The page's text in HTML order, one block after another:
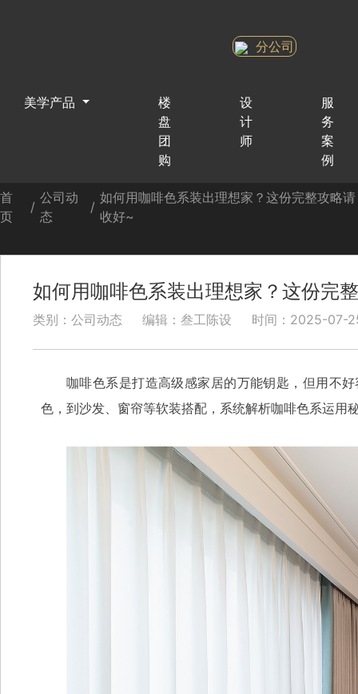
分公司
美学产品
楼
盘
团
购
设
计
师
服
务
案
例
首
页
/
公司动
态
/
如何用咖啡色系装出理想家？这份完整攻略请
收好~
如何用咖啡色系装出理想家？这份完
类别：公司动态 编辑：叁工陈设 时间：2025-07-
咖啡色系是打造高级感家居的万能钥匙，但用不
色，到沙发、窗帘等软装搭配，系统解析咖啡色系运用